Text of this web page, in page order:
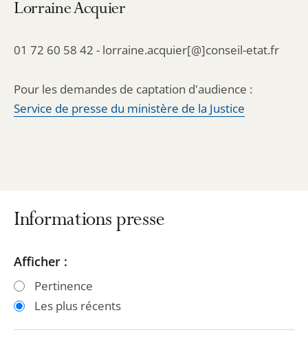
Lorraine Acquier
01 72 60 58 42 - lorraine.acquier[@]conseil-etat.fr
Pour les demandes de captation d'audience :
Service de presse du ministère de la Justice
Informations presse
Passer
les
filtres
Passer
les
filtres
Afficher :
Pertinence
Les plus récents